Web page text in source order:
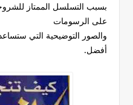
بسبب التسلسل الممتاز
على الرسومات
والصور التوضيحية التي
أفضل.